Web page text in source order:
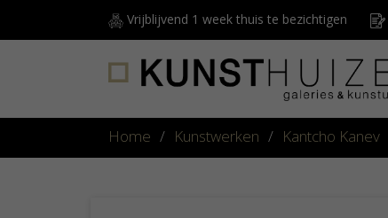
Vrijblijvend 1 week thuis te bezichtigen
Home / Kunstwerken / Kantcho Kanev